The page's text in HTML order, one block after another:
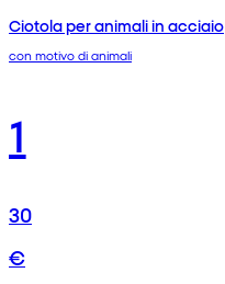
Ciotola per animali in acciaio
con motivo di animali
1
30
€